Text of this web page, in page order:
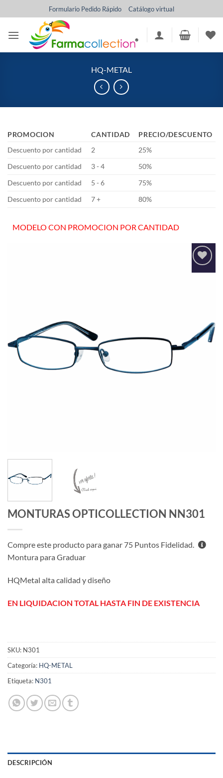
al
contenido
Formulario Pedido Rápido Catálogo virtual
HQ-METAL
PROMOCION CANTIDAD
PRECIO/DESCUENTO
Descuento por cantidad
2
25%
Descuento por cantidad
3 - 4
50%
Descuento por cantidad
5 - 6
75%
Descuento por cantidad
7 + 80%
MODELO CON PROMOCION POR CANTIDAD
Añadir
MONTURAS OPTICOLLECTION NN301
Compre este producto para ganar 75 Puntos Fidelidad.
Montura para Graduar
HQMetal alta calidad y diseño
EN LIQUIDACION TOTAL HASTA FIN DE EXISTENCIA
SKU: N301
Categoría: HQ-METAL
Etiqueta: N301
DESCRIPCIÓN